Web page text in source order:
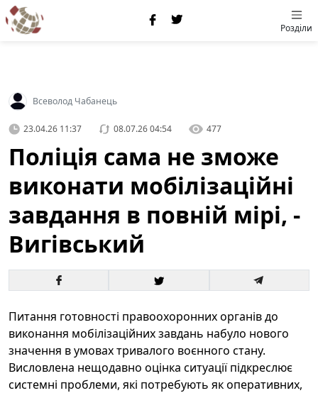
Розділи
Всеволод Чабанець
23.04.26 11:37 08.07.26 04:54 477
Поліція сама не зможе
виконати мобілізаційні
завдання в повній мірі, -
Вигівський
Питання готовності правоохоронних органів до
виконання мобілізаційних завдань набуло нового
значення в умовах тривалого воєнного стану.
Висловлена нещодавно оцінка ситуації підкреслює
системні проблеми, які потребують як оперативних,